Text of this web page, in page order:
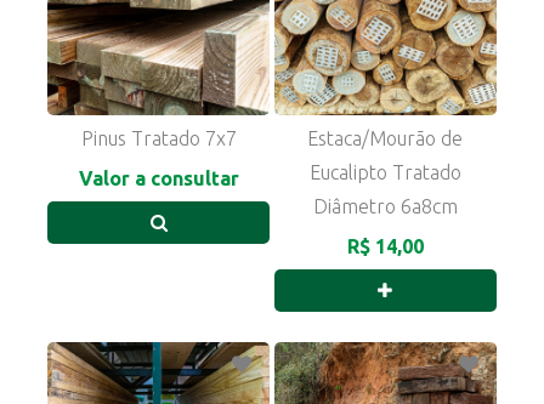
Pinus Tratado 7x7
Valor a consultar
Estaca/Mourão de
Eucalipto Tratado
Diâmetro 6a8cm
R$ 14,00